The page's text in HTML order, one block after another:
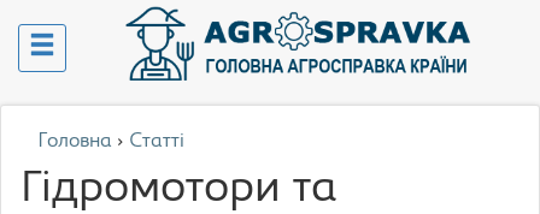
Головна › Статті
Гідромотори та